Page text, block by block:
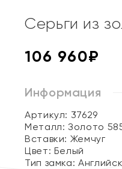
Серьги из
106 960₽
Информация
Артикул: 37629
Металл:Золото
Вставки: Жемчуг
Цвет: Белый
Тип замка: